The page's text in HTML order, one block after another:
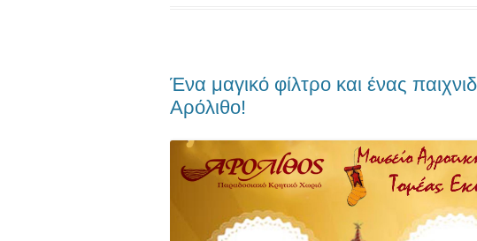
Ένα μαγικό φίλτρο και ένας
Αρόλιθο!